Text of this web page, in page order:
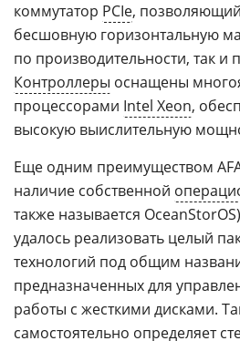
коммутатор PCIe,
бесшовную горизонтальную
по производительности, так и
Контроллеры оснащены
процессорами Intel Xeon,
высокую выислительную
Еще одним преимуществом
наличие собственной
также называется
удалось реализовать целый
технологий под общим
предназначенных для
работы с жесткими дисками.
самостоятельно определяет